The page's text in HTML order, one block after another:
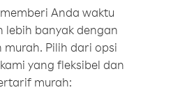
Anda waktu
lebih banyak dengan
murah. Pilih dari opsi
yang fleksibel dan
murah: